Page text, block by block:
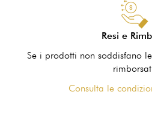
Resi e
Se i prodotti non soddisfano
Consulta le